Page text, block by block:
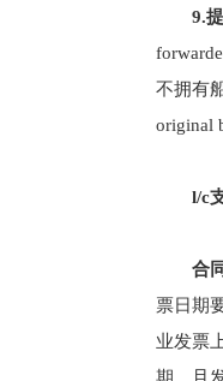
9.
不拥有
original
l/c
合
票日期
业发票